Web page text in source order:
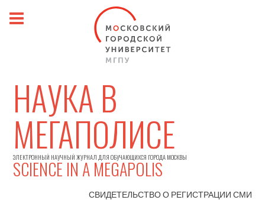
НАУКА В
МЕГАПОЛИСЕ
ЭЛЕКТРОННЫЙ НАУЧНЫЙ ЖУРНАЛ ДЛЯ ОБУЧАЮЩИХСЯ ГОРОДА МОСКВЫ
SCIENCE IN A MEGAPOLIS
СВИДЕТЕЛЬСТВО О РЕГИСТРАЦИИСМИ